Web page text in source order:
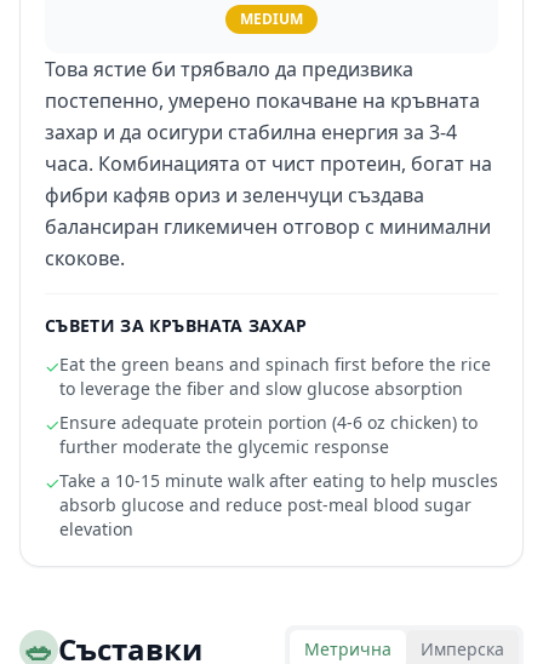
MEDIUM
Това ястие би трябвало да предизвика
постепенно, умерено покачване на кръвната
захар и да осигури стабилна енергия за 3-4
часа. Комбинацията от чист протеин, богат на
фибри кафяв ориз и зеленчуци създава
балансиран гликемичен отговор с минимални
скокове.
СЪВЕТИ ЗА КРЪВНАТА ЗАХАР
✓Eat the green beans and spinach first before the rice
to leverage the fiber and slow glucose absorption
✓Ensure adequate protein portion (4-6 oz chicken) to
further moderate the glycemic response
✓Take a 10-15 minute walk after eating to help muscles
absorb glucose and reduce post-meal blood sugar
elevation
🥗Съставки Метрична Имперска